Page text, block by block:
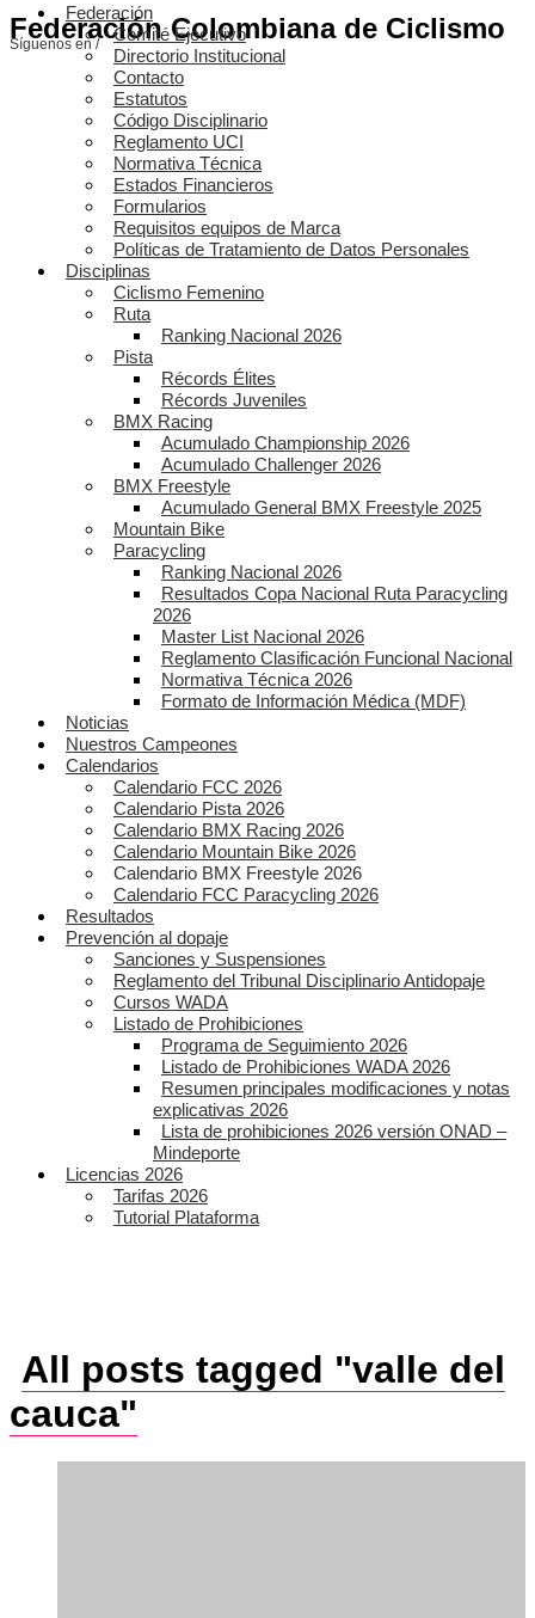
Federación Colombiana de Ciclismo
Síguenos en /
Federación
Comité Ejecutivo
Directorio Institucional
Contacto
Estatutos
Código Disciplinario
Reglamento UCI
Normativa Técnica
Estados Financieros
Formularios
Requisitos equipos de Marca
Políticas de Tratamiento de Datos Personales
Disciplinas
Ciclismo Femenino
Ruta
Ranking Nacional 2026
Pista
Récords Élites
Récords Juveniles
BMX Racing
Acumulado Championship 2026
Acumulado Challenger 2026
BMX Freestyle
Acumulado General BMX Freestyle 2025
Mountain Bike
Paracycling
Ranking Nacional 2026
Resultados Copa Nacional Ruta Paracycling
2026
Master List Nacional 2026
Reglamento Clasificación Funcional Nacional
Normativa Técnica 2026
Formato de Información Médica (MDF)
Noticias
Nuestros Campeones
Calendarios
Calendario FCC 2026
Calendario Pista 2026
Calendario BMX Racing 2026
Calendario Mountain Bike 2026
Calendario BMX Freestyle 2026
Calendario FCC Paracycling 2026
Resultados
Prevención al dopaje
Sanciones y Suspensiones
Reglamento del Tribunal Disciplinario Antidopaje
Cursos WADA
Listado de Prohibiciones
Programa de Seguimiento 2026
Listado de Prohibiciones WADA 2026
Resumen principales modificaciones y notas
explicativas 2026
Lista de prohibiciones 2026 versión ONAD –
Mindeporte
Licencias 2026
Tarifas 2026
Tutorial Plataforma
All posts tagged "valle del
cauca"